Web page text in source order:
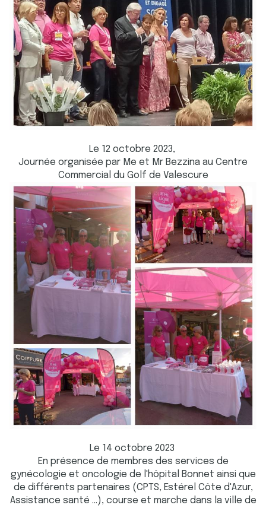
Le 12 octobre 2023,
Journée organisée par Me et Mr Bezzina au Centre
Commercial du Golf de Valescure
Le 14 octobre 2023
En présence de membres des services de
gynécologie et oncologie de l'hôpital Bonnet ainsi que
de différents partenaires (CPTS, Estérel Côte d'Azur,
Assistance santé …), course et marche dans la ville de